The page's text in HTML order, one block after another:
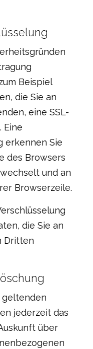
Beispiel
die Sie an
eine SSL-
Eine
erkennen Sie
des Browsers
und an
Browserzeile.
die Sie an
Dritten
geltenden
jederzeit das
über